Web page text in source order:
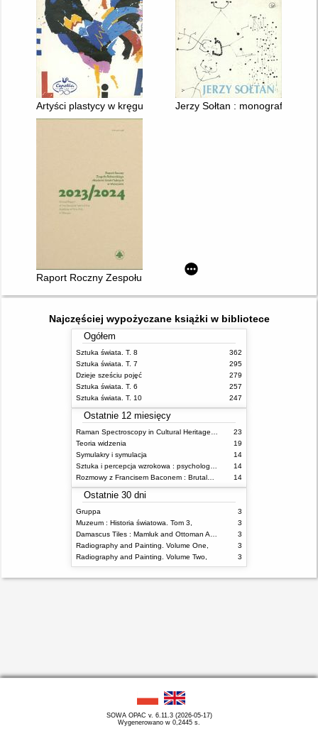
Artyści plastycy w kręgu CEPELIIJerzy Sołtan : monografia
Raport Roczny Zespołu Rektorskiego Akademii Sztuk
Najczęściej wypożyczane książki w bibliotece
Ogółem
Sztuka świata. T. 8
362
Sztuka świata. T. 7
295
Dzieje sześciu pojęć
279
Sztuka świata. T. 6
257
Sztuka świata. T. 10
247
Ostatnie 12 miesięcy
23
Teoria widzenia
19
Symulakry i symulacja
14
14
14
Ostatnie 30 dni
Gruppa
3
Muzeum : Historia światowa. Tom 3,
3
3
Radiography and Painting. Volume One,
3
Radiography and Painting. Volume Two,
3
SOWA OPAC v. 6.11.3 (2026-05-17)
Wygenerowano w 0,2445 s.